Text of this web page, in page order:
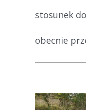
stosunek
obecnie